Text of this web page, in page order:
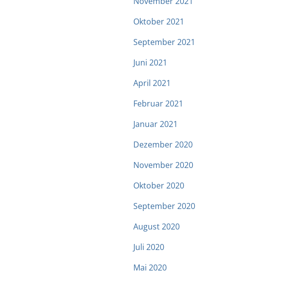
Oktober 2021
September 2021
Juni 2021
April 2021
Februar 2021
Januar 2021
Dezember 2020
November 2020
Oktober 2020
September 2020
August 2020
Juli 2020
Mai 2020